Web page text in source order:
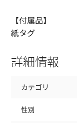
【付属品】
紙タグ
詳細情報
カテゴリ
性別